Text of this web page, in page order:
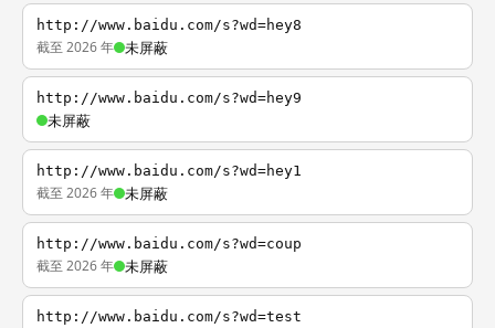
http://www.baidu.com/s?wd=hey8
截至 2026 年 未屏蔽
http://www.baidu.com/s?wd=hey9
未屏蔽
http://www.baidu.com/s?wd=hey1
截至 2026 年 未屏蔽
http://www.baidu.com/s?wd=coup
截至 2026 年 未屏蔽
http://www.baidu.com/s?wd=test